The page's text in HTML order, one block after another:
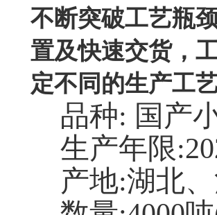
不断突破工艺瓶
置及快速交货，
定不同的生产工
品种: 国产
生产年限
产地:湖北